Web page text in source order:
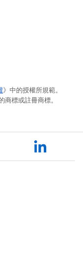
》中的授權所規範。
標或註冊商標。